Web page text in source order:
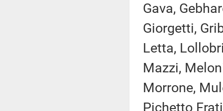
Gava,
Giorgetti,
Letta,
Mazzi,
Morrone,
Pichetto